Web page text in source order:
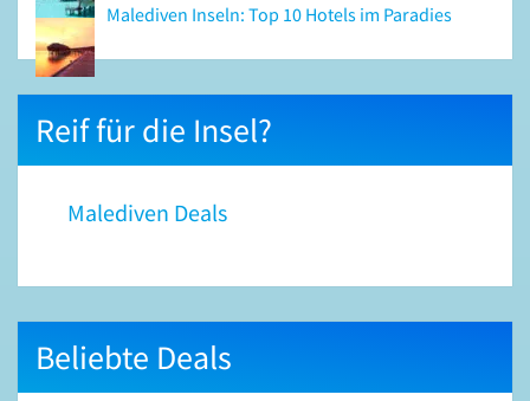
Malediven Inseln: Top 10 Hotels im Paradies
Reif für die Insel?
Malediven Deals
Beliebte Deals